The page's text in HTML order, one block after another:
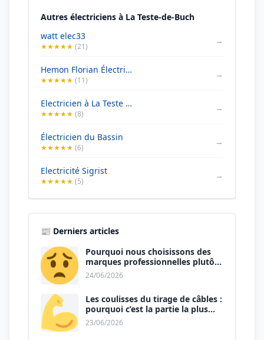
Autres électriciens à La Teste-de-Buch
watt elec33
★★★★★ (21)
→
Hemon Florian Électricité Générale sasu
★★★★★ (11)
→
Electricien à La Teste de Buch - A.E.C Électricité
★★★★★ (8)
→
Électricien du Bassin
★★★★★ (6)
→
Electricité Sigrist
★★★★★ (5)
→
📰 Derniers articles
Pourquoi nous choisissons des
marques professionnelles plutôt
que le premier prix ?
24/06/2026
Les coulisses du tirage de câbles :
pourquoi c’est la partie la plus
physique du métier ?
23/06/2026